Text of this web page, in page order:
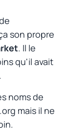
son propre
. Il le
qu'il avait
noms de
mais il ne